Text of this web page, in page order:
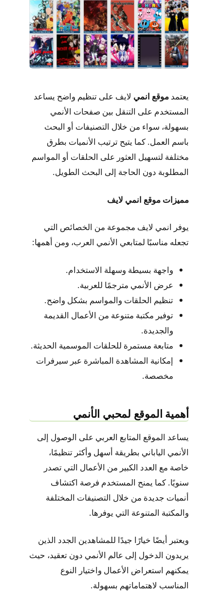
يعتمد موقع انمي لايف على تنظيم واضح يساعد
المستخدم على التنقل بين صفحات الأنمي
بسهولة، سواء من خلال التصنيفات أو البحث
باسم العمل. كما يتيح ترتيب الأنميات بطرق
مختلفة لتسهيل العثور على الحلقات أو المواسم
المطلوبة دون الحاجة إلى البحث الطويل.
مميزات موقع انمي لايف
يوفر انمي لايف مجموعة من الخصائص التي
تجعله مناسبًا لمتابعي الأنمي العرب، ومن أهمها:
واجهة بسيطة وسهلة الاستخدام.
عرض الأنمي مترجمًا للعربية.
تنظيم الحلقات والمواسم بشكل واضح.
توفير مكتبة متنوعة من الأعمال القديمة
والجديدة.
متابعة مستمرة للحلقات الموسمية الحديثة.
إمكانية المشاهدة المباشرة عبر سيرفرات
مخصصة.
أهمية الموقع لمحبي الأنمي
يساعد الموقع المتابع العربي على الوصول إلى
الأنمي الياباني بطريقة أسهل وأكثر تنظيمًا،
خاصة مع العدد الكبير من الأعمال التي تصدر
سنويًا. كما يمنح المستخدم فرصة اكتشاف
أنميات جديدة من خلال التصنيفات المختلفة
والمكتبة المتنوعة التي يوفرها.
ويعتبر أيضًا خيارًا جيدًا للمشاهدين الجدد الذين
يريدون الدخول إلى عالم الأنمي دون تعقيد، حيث
يمكنهم استعراض الأعمال واختيار النوع
المناسب لاهتماماتهم بسهولة.